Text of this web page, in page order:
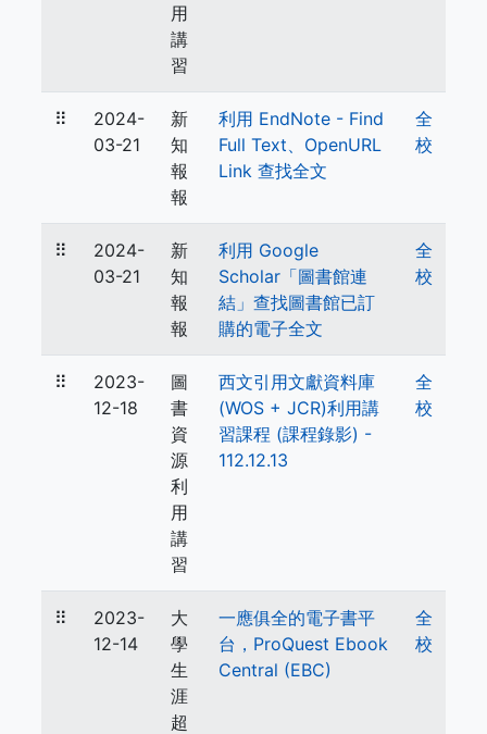
用
講
習
⠿
2024-
03-21
新
知
報
報
利用 EndNote - Find
Full Text、OpenURL
Link 查找全文
全
校
⠿
2024-
03-21
新
知
報
報
利用 Google
Scholar「圖書館連
結」查找圖書館已訂
購的電子全文
全
校
⠿
2023-
12-18
圖
書
資
源
利
用
講
習
西文引用文獻資料庫
(WOS + JCR)利用講
習課程 (課程錄影) -
112.12.13
全
校
⠿
2023-
12-14
大
學
生
涯
超
一應俱全的電子書平
台，ProQuest Ebook
Central (EBC)
全
校